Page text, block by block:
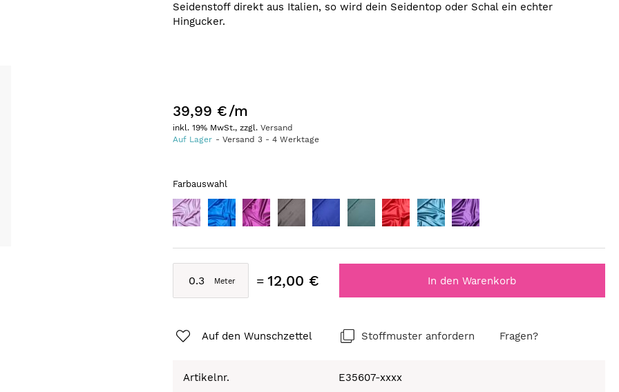
Seidenstoff direkt aus Italien, so wird dein Seidentop oder Schal ein echter
Hingucker.
39,99 €/m
inkl. 19% MwSt., zzgl.Versand
Auf Lager
Versand3 -4 Werktage
Farbauswahl
12,00 € In den Warenkorb
Auf den Wunschzettel Stoffmuster anfordern Fragen?
Artikelnr. E35607-xxxx